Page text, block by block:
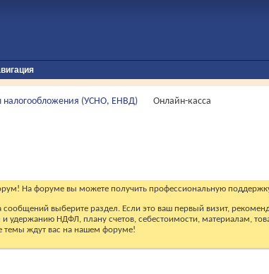
(УСНО, ЕНВД) Онлайн-касса
На форуме вы можете получить профессиональную
сообщений выберите раздел. Если это ваш первый визит,
НДФЛ, плану счетов, себестоимости, материалам,
темы ждут вас на нашем форуме!